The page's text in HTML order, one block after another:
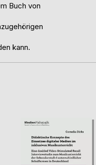
Buch von
kann.